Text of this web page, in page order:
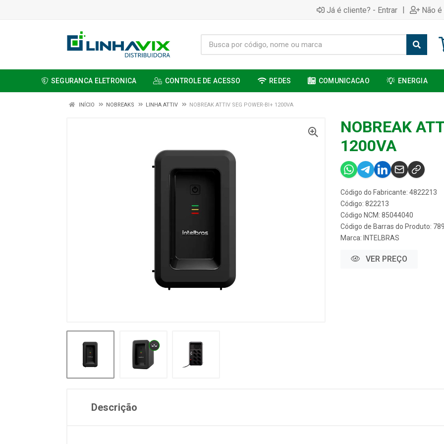
Já é cliente? - Entrar | Não
SEGURANCA ELETRONICA CONTROLE DE ACESSO REDES COMUNICACAO ENERGIA
INÍCIO NOBREAKS LINHA ATTIV NOBREAK ATTIV SEG POWER-BI+ 1200VA
NOBREAK
1200VA
Código do Fabricante: 4822213
Código: 822213
Código NCM: 85044040
Código de Barras do Produto:
Marca: INTELBRAS
VER PREÇO
Descrição